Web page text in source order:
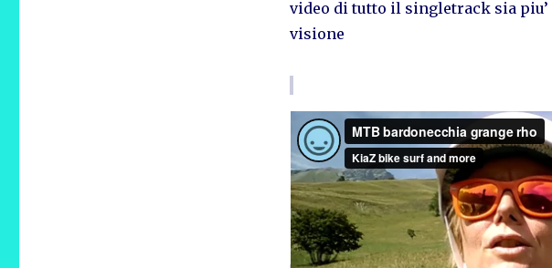
video di tutto il singletrack sia
visione